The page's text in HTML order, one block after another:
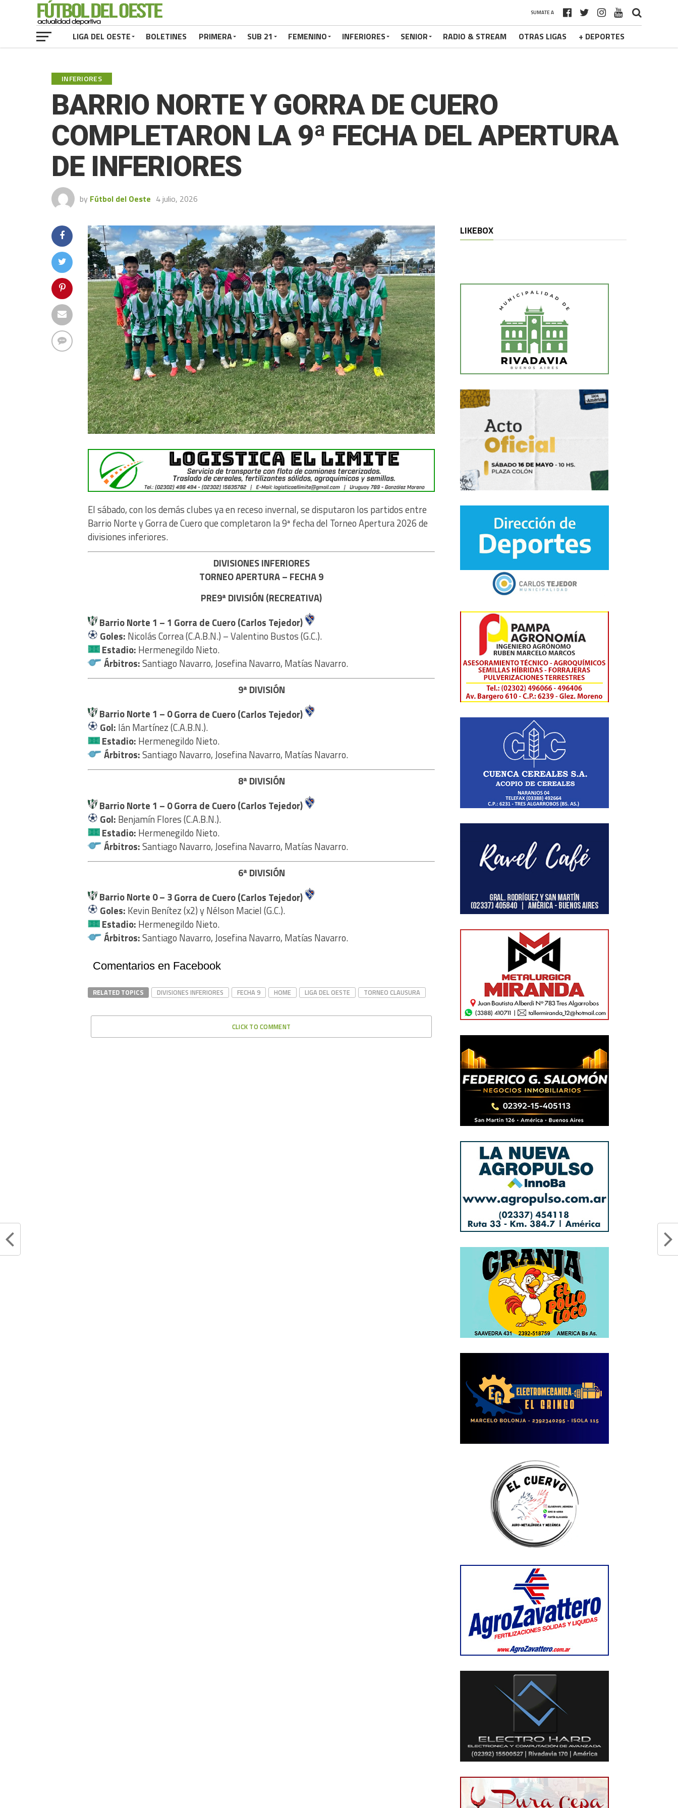
SUMATE A
LIGA DEL OESTE BOLETINES PRIMERA SUB 21 FEMENINO INFERIORES SENIOR RADIO & STREAM OTRAS LIGAS + DEPORTES
INFERIORES
BARRIO NORTE Y GORRA DE CUERO
COMPLETARON LA 9ª FECHA DEL APERTURA
DE INFERIORES
by Fútbol del Oeste 4 julio, 2026
El sábado, con los demás clubes ya en receso invernal, se disputaron los partidos entre
Barrio Norte y Gorra de Cuero que completaron la 9ª fecha del Torneo Apertura 2026 de
divisiones inferiores.
DIVISIONES INFERIORES
TORNEO APERTURA – FECHA 9
PRE9ª DIVISIÓN (RECREATIVA)
Barrio Norte 1 – 1 Gorra de Cuero (Carlos Tejedor)
Goles: Nicolás Correa (C.A.B.N.) – Valentino Bustos (G.C.).
Estadio: Hermenegildo Nieto.
Árbitros:Santiago Navarro, Josefina Navarro, Matías Navarro.
9ª DIVISIÓN
Barrio Norte 1 – 0Gorra de Cuero (Carlos Tejedor)
Gol: Ián Martínez (C.A.B.N.).
Estadio: Hermenegildo Nieto.
Árbitros:Santiago Navarro, Josefina Navarro, Matías Navarro.
8ª DIVISIÓN
Barrio Norte 1 – 0Gorra de Cuero (Carlos Tejedor)
Gol: Benjamín Flores (C.A.B.N.).
Estadio: Hermenegildo Nieto.
Árbitros:Santiago Navarro, Josefina Navarro, Matías Navarro.
6ª DIVISIÓN
Barrio Norte 0 – 3Gorra de Cuero (Carlos Tejedor)
Goles: Kevin Benítez (x2) y Nélson Maciel (G.C.).
Estadio: Hermenegildo Nieto.
Árbitros:Santiago Navarro, Josefina Navarro, Matías Navarro.
Comentarios en Facebook
RELATED TOPICS DIVISIONES INFERIORES FECHA 9 HOME LIGA DEL OESTE TORNEO CLAUSURA
CLICK TO COMMENT
LIKEBOX